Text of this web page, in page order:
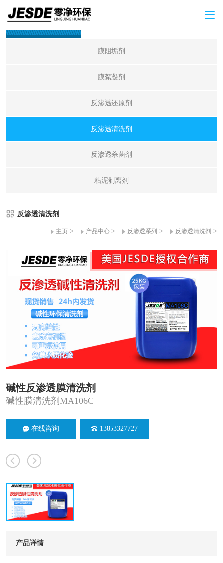
产品中心
膜阻垢剂
膜絮凝剂
反渗透还原剂
反渗透清洗剂
反渗透杀菌剂
粘泥剥离剂
反渗透清洗剂
主页 > 产品中心 > 反渗透系列 > 反渗透清洗剂 >
碱性反渗透膜清洗剂
碱性膜清洗剂MA106C
在线咨询 13853327727
产品详情